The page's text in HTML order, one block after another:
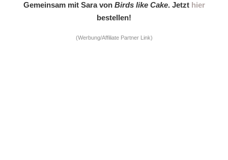
Gemeinsam mit Sara von Birds like Cake. Jetzt hier
bestellen!
(Werbung/Affiliate Partner Link)